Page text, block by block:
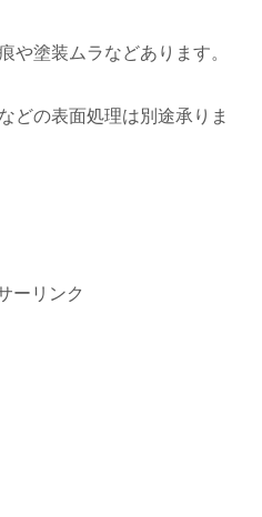
や塗装ムラなどあります。
どの表面処理は別途承りま
ーリンク